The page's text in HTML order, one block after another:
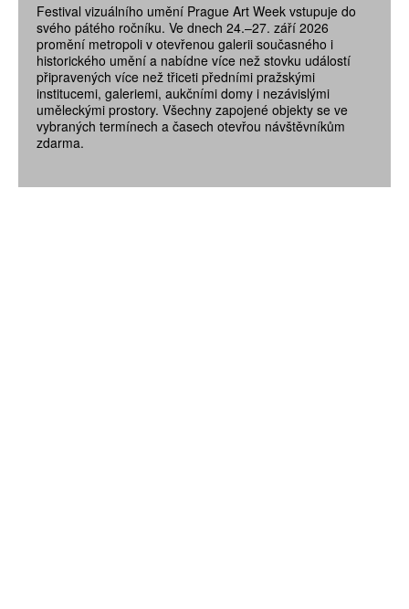
Festival vizuálního umění Prague Art Week vstupuje do
svého pátého ročníku. Ve dnech 24.–27. září 2026
promění metropoli v otevřenou galerii současného i
historického umění a nabídne více než stovku událostí
připravených více než třiceti předními pražskými
institucemi, galeriemi, aukčními domy i nezávislými
uměleckými prostory. Všechny zapojené objekty se ve
vybraných termínech a časech otevřou návštěvníkům
zdarma.